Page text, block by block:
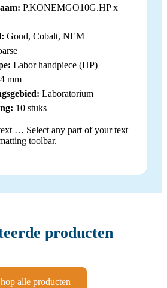
P.KONEMGO10G.HP x
Goud, Cobalt, NEM
Labor handpiece (HP)
mm
Laboratorium
10 stuks
… Select any part of your text
toolbar.
producten
alle producten